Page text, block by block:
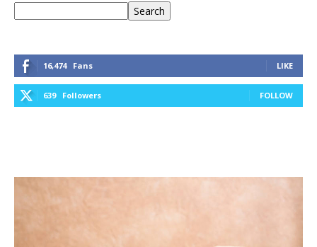
Search
16,474 Fans LIKE
639 Followers FOLLOW